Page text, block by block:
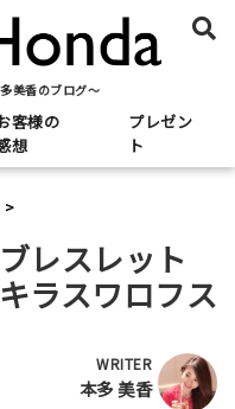
美香のブログ～
客様の
想
プレゼン
ト
レスレット
ラスワロフス
WRITER
本多 美香